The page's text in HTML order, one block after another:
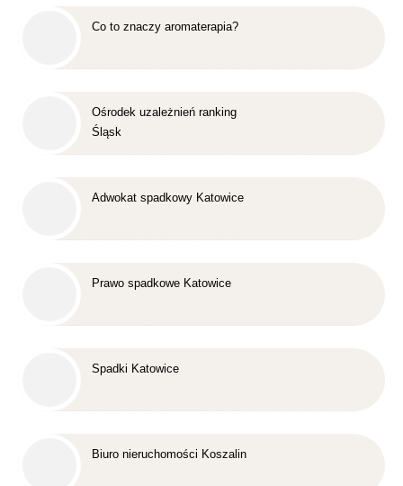
Co to znaczy aromaterapia?
Ośrodek uzależnień ranking
Śląsk
Adwokat spadkowy Katowice
Prawo spadkowe Katowice
Spadki Katowice
Biuro nieruchomości Koszalin